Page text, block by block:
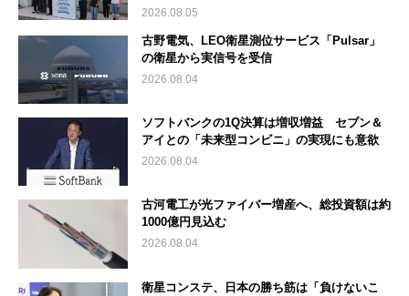
2026.08.05
古野電気、LEO衛星測位サービス「Pulsar」
の衛星から実信号を受信
2026.08.04
ソフトバンクの1Q決算は増収増益 セブン＆
アイとの「未来型コンビニ」の実現にも意欲
2026.08.04
古河電工が光ファイバー増産へ、総投資額は約
1000億円見込む
2026.08.04
衛星コンステ、日本の勝ち筋は「負けないこ